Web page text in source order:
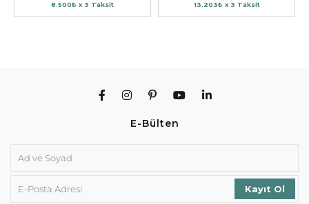
8.500₺ x 3 Taksit 13.203₺ x 3 Taksit
E-Bülten